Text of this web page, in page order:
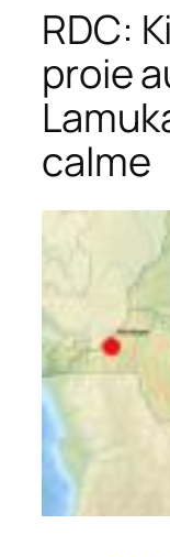
RDC:
proie
calme